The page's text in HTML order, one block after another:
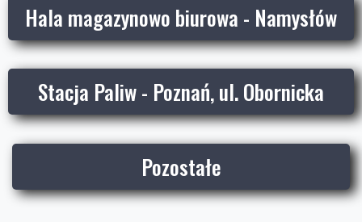
Hala magazynowo biurowa - Namysłów
Stacja Paliw - Poznań, ul. Obornicka
Pozostałe